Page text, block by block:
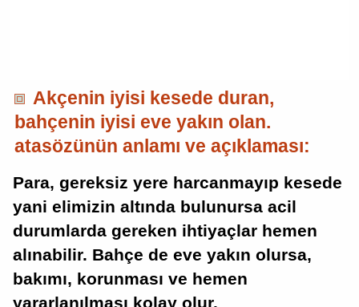
Akçenin iyisi kesede duran,
bahçenin iyisi eve yakın olan.
atasözünün anlamı ve açıklaması:
Para, gereksiz yere harcanmayıp kesede
yani elimizin altında bulunursa acil
durumlarda gereken ihtiyaçlar hemen
alınabilir. Bahçe de eve yakın olursa,
bakımı, korunması ve hemen
yararlanılması kolay olur.